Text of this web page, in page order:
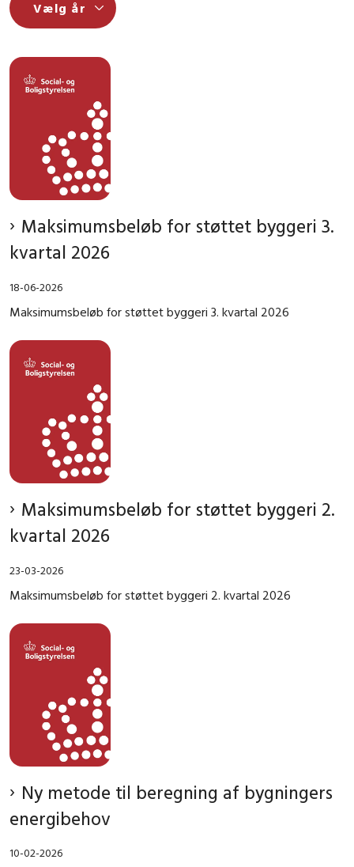
Maksimumsbeløb for støttet byggeri 3.
kvartal 2026
18-06-2026
Maksimumsbeløb for støttet byggeri 3. kvartal 2026
Maksimumsbeløb for støttet byggeri 2.
kvartal 2026
23-03-2026
Maksimumsbeløb for støttet byggeri 2. kvartal 2026
Ny metode til beregning af bygningers
energibehov
10-02-2026